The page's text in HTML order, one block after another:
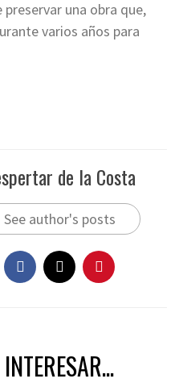
una obra que,
varios años para
de la Costa
See author's posts